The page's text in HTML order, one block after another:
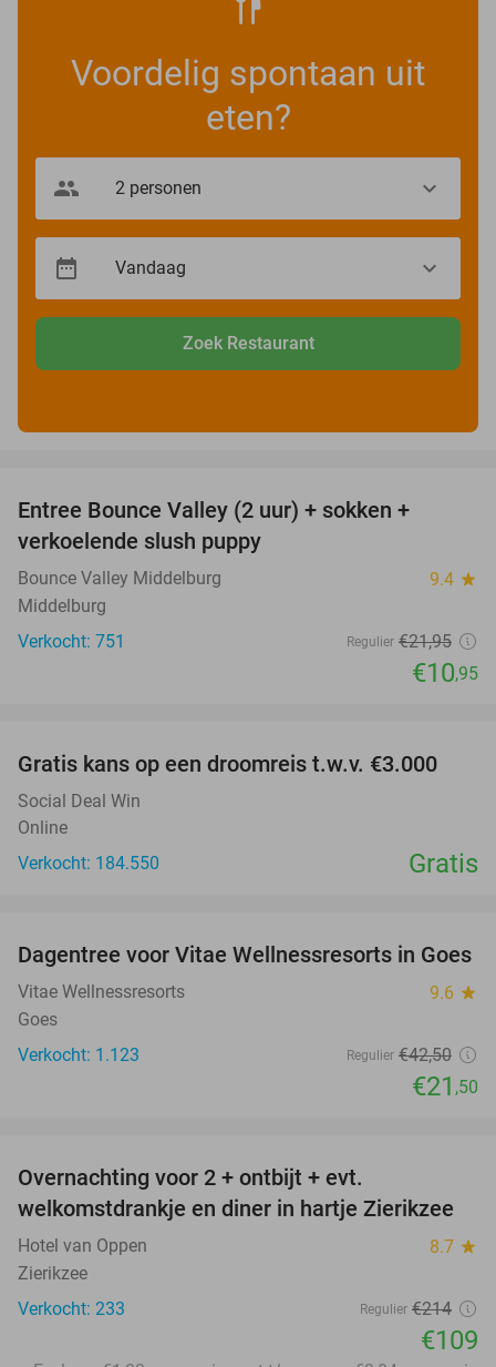
Voordelig spontaan uit
eten?
Zoek Restaurant
Entree Bounce Valley (2 uur) + sokken +
verkoelende slush puppy
Bounce Valley Middelburg 9.4 star
Middelburg
Verkocht: 751
Regulier €21,95
€10,95
Gratis kans op een droomreis t.w.v. €3.000
Social Deal Win
Online
Verkocht: 184.550
Gratis
49%
Dagentree voor Vitae Wellnessresorts in Goes
Vitae Wellnessresorts 9.6 star
Goes
Verkocht: 1.123
Regulier €42,50
€21 ,50
Overnachting voor 2 + ontbijt + evt.
welkomstdrankje en diner in hartje Zierikzee
Hotel van Oppen 8.7 star
Zierikzee
Verkocht: 233
Regulier €214
€109